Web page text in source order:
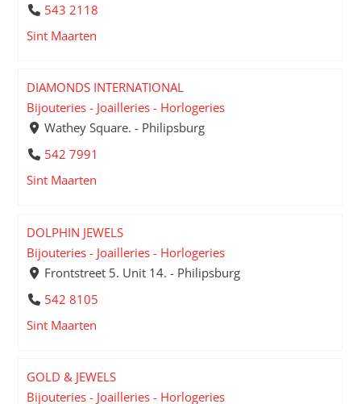
543 2118
Sint Maarten
DIAMONDS INTERNATIONAL
Bijouteries - Joailleries - Horlogeries
Wathey Square. - Philipsburg
542 7991
Sint Maarten
DOLPHIN JEWELS
Bijouteries - Joailleries - Horlogeries
Frontstreet 5. Unit 14. - Philipsburg
542 8105
Sint Maarten
GOLD & JEWELS
Bijouteries - Joailleries - Horlogeries